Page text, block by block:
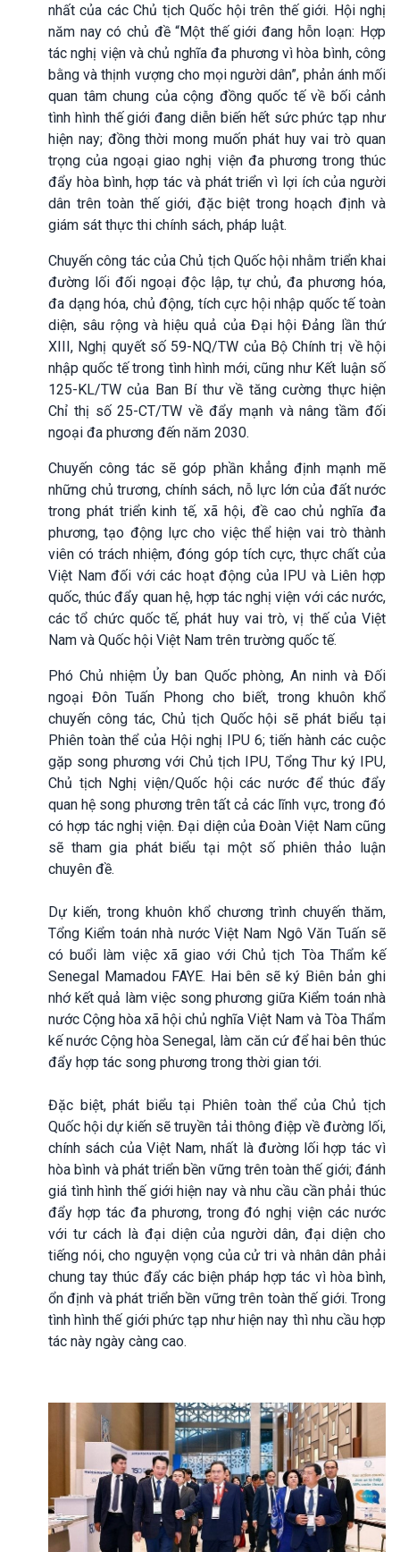
nhất của các Chủ tịch Quốc hội trên thế giới. Hội nghị
năm nay có chủ đề “Một thế giới đang hỗn loạn: Hợp
tác nghị viện và chủ nghĩa đa phương vì hòa bình, công
bằng và thịnh vượng cho mọi người dân”, phản ánh mối
quan tâm chung của cộng đồng quốc tế về bối cảnh
tình hình thế giới đang diễn biến hết sức phức tạp như
hiện nay; đồng thời mong muốn phát huy vai trò quan
trọng của ngoại giao nghị viện đa phương trong thúc
đẩy hòa bình, hợp tác và phát triển vì lợi ích của người
dân trên toàn thế giới, đặc biệt trong hoạch định và
giám sát thực thi chính sách, pháp luật.
Chuyến công tác của Chủ tịch Quốc hội nhằm triển khai
đường lối đối ngoại độc lập, tự chủ, đa phương hóa,
đa dạng hóa, chủ động, tích cực hội nhập quốc tế toàn
diện, sâu rộng và hiệu quả của Đại hội Đảng lần thứ
XIII, Nghị quyết số 59-NQ/TW của Bộ Chính trị về hội
nhập quốc tế trong tình hình mới, cũng như Kết luận số
125-KL/TW của Ban Bí thư về tăng cường thực hiện
Chỉ thị số 25-CT/TW về đẩy mạnh và nâng tầm đối
ngoại đa phương đến năm 2030.
Chuyến công tác sẽ góp phần khẳng định mạnh mẽ
những chủ trương, chính sách, nỗ lực lớn của đất nước
trong phát triển kinh tế, xã hội, đề cao chủ nghĩa đa
phương, tạo động lực cho việc thể hiện vai trò thành
viên có trách nhiệm, đóng góp tích cực, thực chất của
Việt Nam đối với các hoạt động của IPU và Liên hợp
quốc, thúc đẩy quan hệ, hợp tác nghị viện với các nước,
các tổ chức quốc tế, phát huy vai trò, vị thế của Việt
Nam và Quốc hội Việt Nam trên trường quốc tế.
Phó Chủ nhiệm Ủy ban Quốc phòng, An ninh và Đối
ngoại Đôn Tuấn Phong cho biết, trong khuôn khổ
chuyến công tác, Chủ tịch Quốc hội sẽ phát biểu tại
Phiên toàn thể của Hội nghị IPU 6; tiến hành các cuộc
gặp song phương với Chủ tịch IPU, Tổng Thư ký IPU,
Chủ tịch Nghị viện/Quốc hội các nước để thúc đẩy
quan hệ song phương trên tất cả các lĩnh vực, trong đó
có hợp tác nghị viện. Đại diện của Đoàn Việt Nam cũng
sẽ tham gia phát biểu tại một số phiên thảo luận
chuyên đề.
Dự kiến, trong khuôn khổ chương trình chuyến thăm,
Tổng Kiểm toán nhà nước Việt Nam Ngô Văn Tuấn sẽ
có buổi làm việc xã giao với Chủ tịch Tòa Thẩm kế
Senegal Mamadou FAYE. Hai bên sẽ ký Biên bản ghi
nhớ kết quả làm việc song phương giữa Kiểm toán nhà
nước Cộng hòa xã hội chủ nghĩa Việt Nam và Tòa Thẩm
kế nước Cộng hòa Senegal, làm căn cứ để hai bên thúc
đẩy hợp tác song phương trong thời gian tới.
Đặc biệt, phát biểu tại Phiên toàn thể của Chủ tịch
Quốc hội dự kiến sẽ truyền tải thông điệp về đường lối,
chính sách của Việt Nam, nhất là đường lối hợp tác vì
hòa bình và phát triển bền vững trên toàn thế giới; đánh
giá tình hình thế giới hiện nay và nhu cầu cần phải thúc
đẩy hợp tác đa phương, trong đó nghị viện các nước
với tư cách là đại diện của người dân, đại diện cho
tiếng nói, cho nguyện vọng của cử tri và nhân dân phải
chung tay thúc đẩy các biện pháp hợp tác vì hòa bình,
ổn định và phát triển bền vững trên toàn thế giới. Trong
tình hình thế giới phức tạp như hiện nay thì nhu cầu hợp
tác này ngày càng cao.